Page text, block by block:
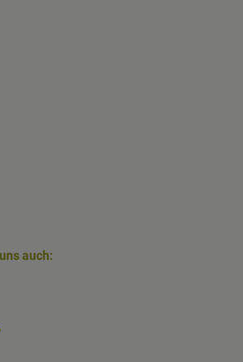
www.instagram.com/biolesker/
auch:
www.biolesker.de/lieferservice/